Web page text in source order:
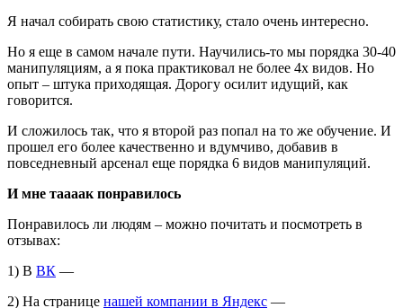
Я начал собирать свою статистику, стало очень интересно.
Но я еще в самом начале пути. Научились-то мы порядка 30-40
манипуляциям, а я пока практиковал не более 4х видов. Но
опыт – штука приходящая. Дорогу осилит идущий, как
говорится.
И сложилось так, что я второй раз попал на то же обучение. И
прошел его более качественно и вдумчиво, добавив в
повседневный арсенал еще порядка 6 видов манипуляций.
И мне таааак понравилось
Понравилось ли людям – можно почитать и посмотреть в
отзывах:
1) В ВК —
2) На странице нашей компании в Яндекс —